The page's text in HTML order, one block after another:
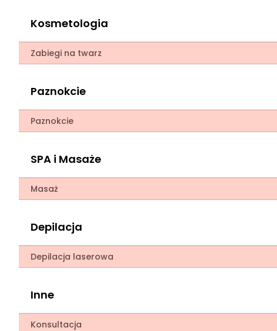
Kosmetologia
Zabiegi na twarz
Paznokcie
Paznokcie
SPA i Masaże
Masaż
Depilacja
Depilacja laserowa
Inne
Konsultacja